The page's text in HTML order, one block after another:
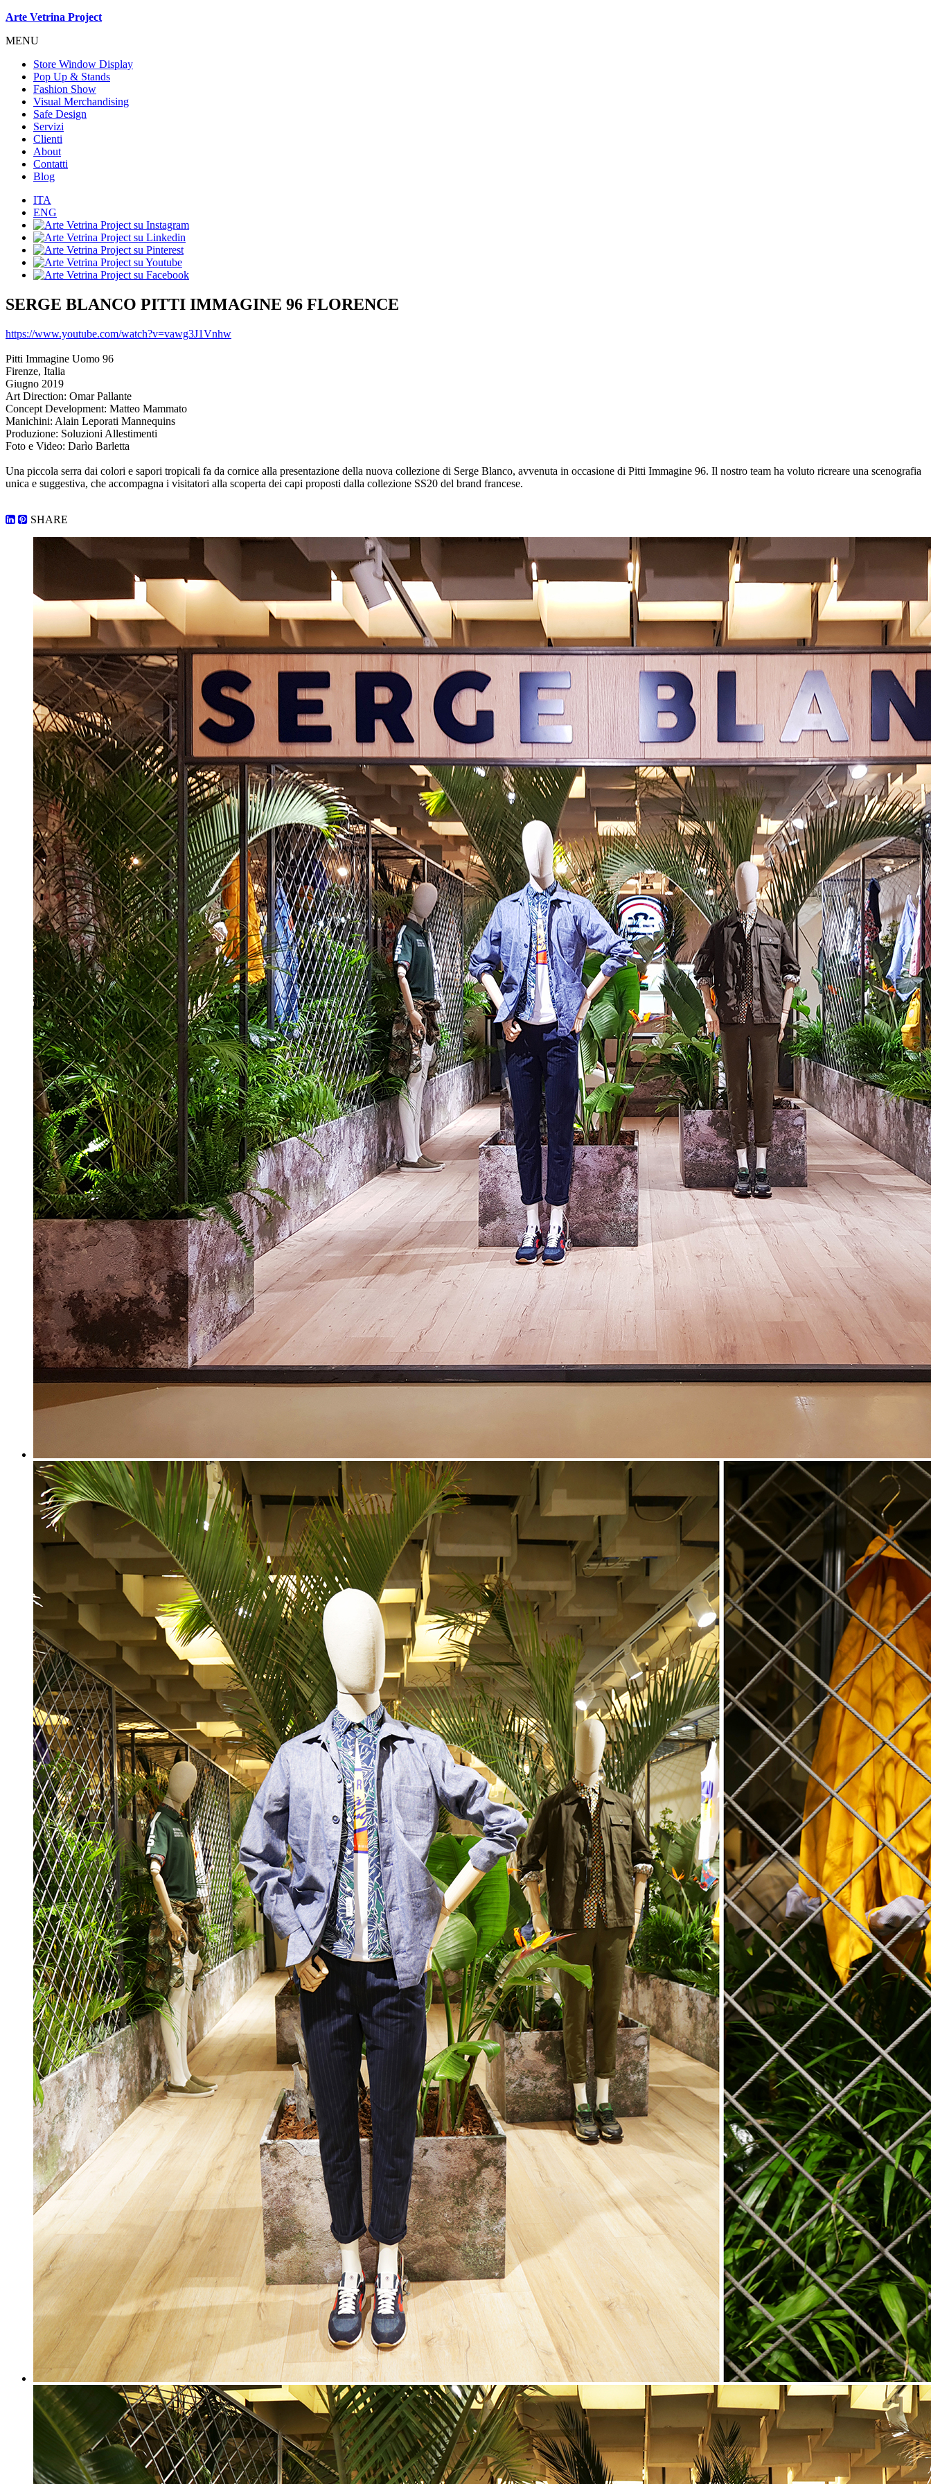
Arte Vetrina Project
MENU
Store Window Display
Pop Up & Stands
Fashion Show
Visual Merchandising
Safe Design
Servizi
Clienti
About
Contatti
Blog
ITA
ENG
SERGE BLANCO PITTI IMMAGINE 96 FLORENCE
https://www.youtube.com/watch?v=vawg3J1Vnhw
Pitti Immagine Uomo 96
Firenze, Italia
Giugno 2019
Art Direction: Omar Pallante
Concept Development: Matteo Mammato
Manichini: Alain Leporati Mannequins
Produzione: Soluzioni Allestimenti
Foto e Video: Darìo Barletta
Una piccola serra dai colori e sapori tropicali fa da cornice alla presentazione della nuova collezione di Serge Blanco, avvenuta in occasione di Pitti Immagine 96. Il nostro team ha voluto ricreare una scenografia
unica e suggestiva, che accompagna i visitatori alla scoperta dei capi proposti dalla collezione SS20 del brand francese.
SHARE